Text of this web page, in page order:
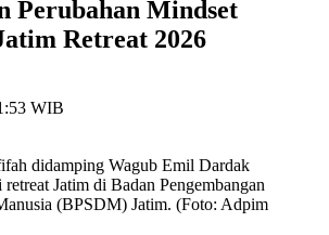
Perubahan Mindset
Retreat 2026
WIB
didamping Wagub Emil Dardak
retreat Jatim di Badan Pengembangan
(BPSDM) Jatim. (Foto: Adpim